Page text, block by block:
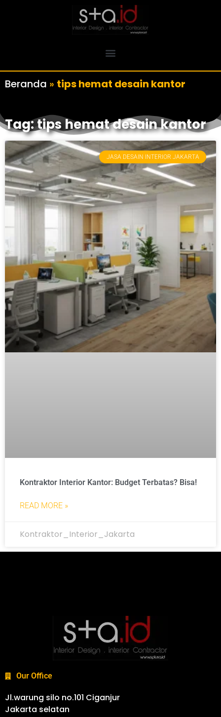
Beranda » tips hemat desain kantor
Tag: tips hemat desain kantor
JASA DESAIN INTERIOR JAKARTA
Kontraktor Interior Kantor: Budget Terbatas? Bisa!
READ MORE »
Kontraktor_Interior_Jakarta
Our Office
Jl.warung silo no.101 Ciganjur
Jakarta selatan